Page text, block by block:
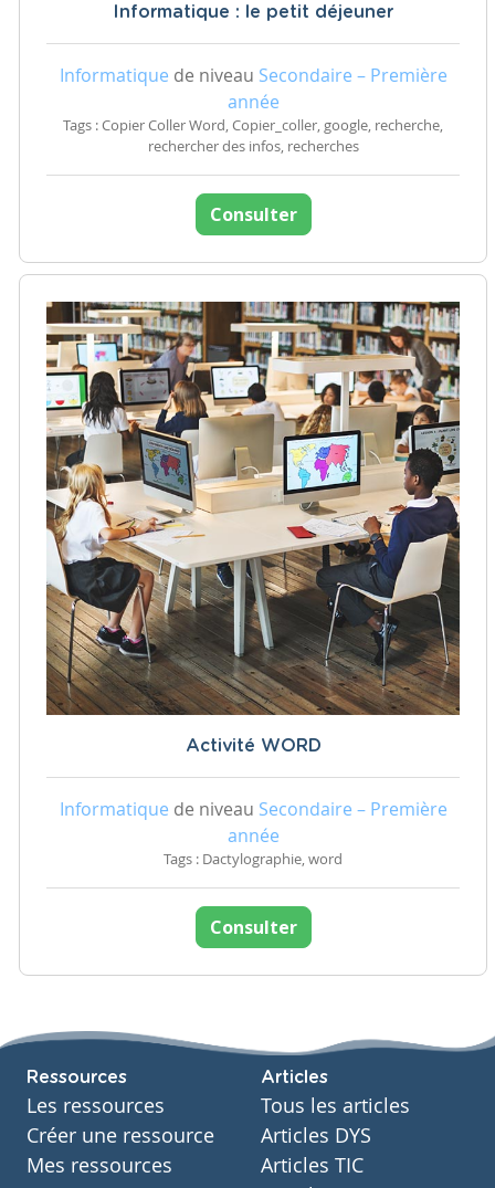
Informatique : le petit déjeuner
Informatique de niveau Secondaire – Première
année
Tags : Copier Coller Word, Copier_coller, google, recherche,
rechercher des infos, recherches
Consulter
Activité WORD
Informatique de niveau Secondaire – Première
année
Tags : Dactylographie, word
Consulter
Ressources
Les ressources
Créer une ressource
Mes ressources
Articles
Tous les articles
Articles DYS
Articles TIC